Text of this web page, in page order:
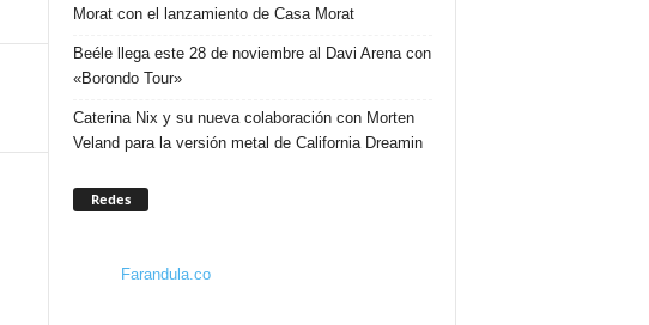
Morat con el lanzamiento de Casa Morat
Beéle llega este 28 de noviembre al Davi Arena con
«Borondo Tour»
Caterina Nix y su nueva colaboración con Morten
Veland para la versión metal de California Dreamin
Redes
Farandula.co